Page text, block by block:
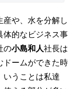
産や、水を分解し
体的なビジネス事
の小島和人社長は
ドームができた時
いうことは私達